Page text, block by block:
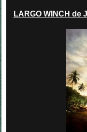
LARGO WINCH de